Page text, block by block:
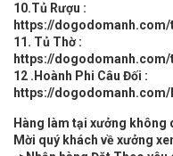
10.Tủ Rượu :
https://
11. Tủ Thờ :
https://
12 .Hoành Phi Câu Đối :
https://
Hàng làm tại xưởng không
Mời quý khách về xưởng